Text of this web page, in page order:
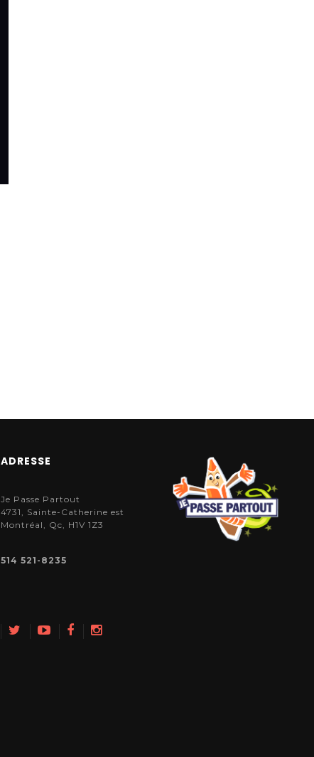
ADRESSE
Je Passe Partout
4731, Sainte-Catherine est
Montréal, Qc, H1V 1Z3
514 521-8235